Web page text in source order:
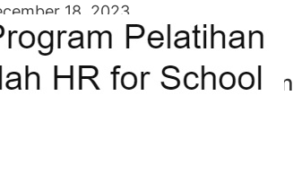
18, 2023
SEKOLAH, Call
3014-2020, Manajemen